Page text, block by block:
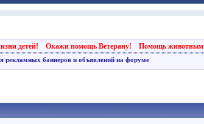
детей! Окажи помощь Ветерану! Помощь животным
рекламных баннеров и объявлений на форуме